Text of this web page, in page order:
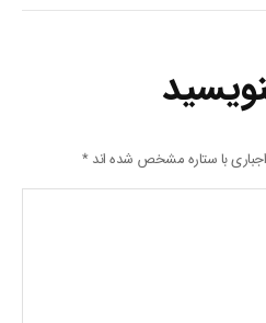
با ستاره مشخص شده اند*